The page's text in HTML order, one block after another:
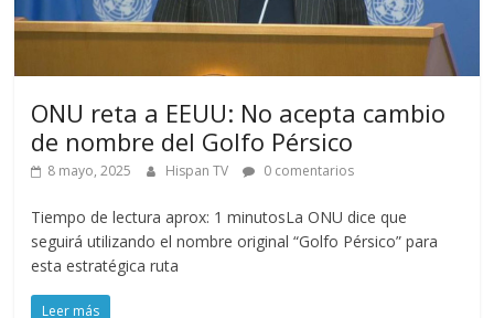
ONU reta a EEUU: No acepta cambio
de nombre del Golfo Pérsico
8 mayo, 2025 Hispan TV 0 comentarios
Tiempo de lectura aprox: 1 minutosLa ONU dice que
seguirá utilizando el nombre original “Golfo Pérsico” para
esta estratégica ruta
Leer más